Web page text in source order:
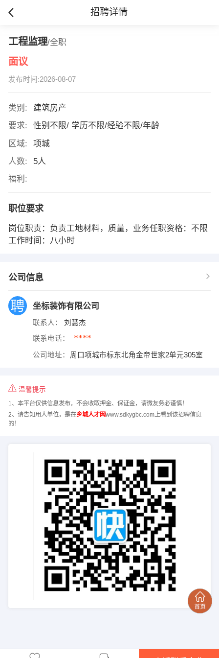
招聘详情
工程监理/全职
面议
发布时间:2026-08-07
类别:
建筑房产
要求:
性别不限/ 学历不限/经验不限/年龄
区域:
项城
人数:
5人
福利:
职位要求
岗位职责：负责工地材料，质量，业务任职资格：不限
工作时间：八小时
公司信息
坐标装饰有限公司
联系人： 刘慧杰
联系电话： ****
公司地址： 周口项城市标东北角金帝世家2单元305室
温馨提示
1、本平台仅供信息发布，不会收取押金、保证金，请微友务必谨慎！
2、请告知用人单位，是在乡城人才网www.sdkygbc.com上看到该招聘信息
的！